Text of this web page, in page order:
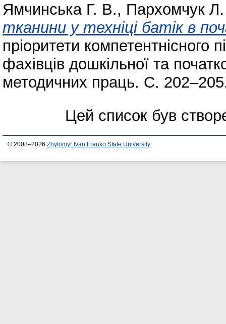
Ямчинська Г. В., Пархомчук
тканини у техніці батік в
пріоритети компетентнісного
фахівців дошкільної та
методичних праць. С.
Цей список був
© 2008–2026 Zhytomyr Ivan Franko State University